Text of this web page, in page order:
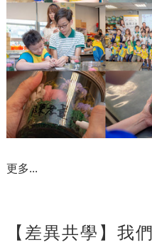
更多...
【差異共學】我